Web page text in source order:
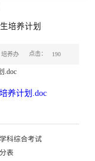
培养计划
培养办 点击： 190
.doc
养计划.doc
科综合考试
表